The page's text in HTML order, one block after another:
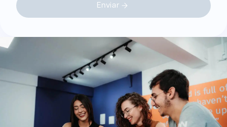
Enviar